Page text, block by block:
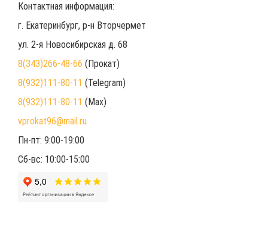
Контактная информация:
г. Екатеринбург, р-н Вторчермет
ул. 2-я Новосибирская д. 68
8(343)266-48-66 (Прокат)
8(932)111-80-11 (Telegram)
8(932)111-80-11 (Max)
vprokat96@mail.ru
Пн-пт: 9:00-19:00
Сб-вс: 10:00-15:00